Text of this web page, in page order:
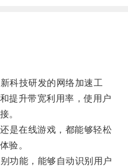
技研发的网络加速工
提升带宽利用率，使用户
。
在线游戏，都能够轻松
验。
能，能够自动识别用户